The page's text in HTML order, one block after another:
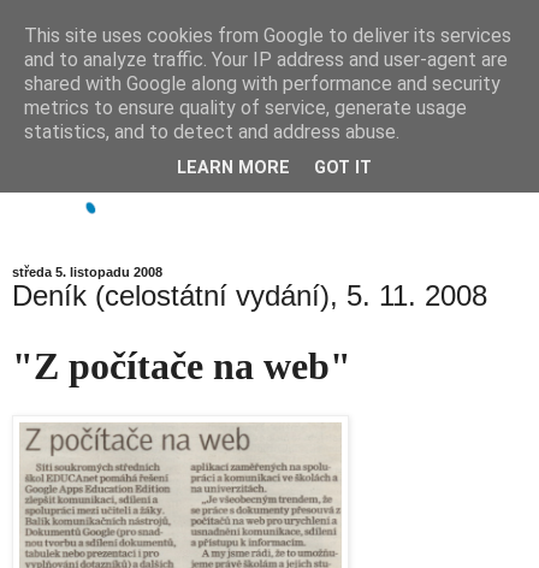
středa 5. listopadu 2008
Deník (celostátní vydání), 5. 11. 2008
"Z počítače na web"
This site uses cookies from Google to deliver its services
and to analyze traffic. Your IP address and user-agent are
shared with Google along with performance and security
metrics to ensure quality of service, generate usage
statistics, and to detect and address abuse.
LEARN MORE GOT IT